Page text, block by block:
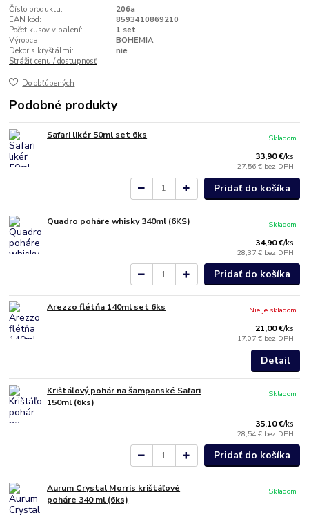
Číslo produktu:
206a
EAN kód:
8593410869210
Počet kusov v balení:
1 set
Výrobca:
BOHEMIA
Dekor s kryštálmi:
nie
Strážiť cenu / dostupnosť
Do obľúbených
Podobné produkty
Safari likér 50ml set 6ks
33,90 €/ks
27,56 € bez DPH
Skladom
Pridať do košíka
Quadro poháre whisky 340ml (6KS)
34,90 €/ks
28,37 € bez DPH
Skladom
Pridať do košíka
Arezzo flétňa 140ml set 6ks
21,00 €/ks
17,07 € bez DPH
Nie je skladom
Detail
Krištáľový pohár na šampanské Safari
150ml (6ks)
35,10 €/ks
28,54 € bez DPH
Skladom
Pridať do košíka
Aurum Crystal Morris krištáľové
poháre 340 ml (6ks)
Skladom